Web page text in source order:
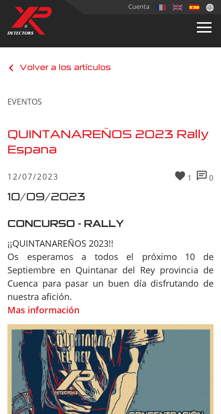
Cuenta
Volver a los artículos
EVENTOS
QUINTANAREÑOS 2023 Rally
Espana
12/07/2023 1 0
10/09/2023
CONCURSO - RALLY
¡¡QUINTANAREÑOS 2023!!
Os esperamos a todos el próximo 10 de
Septiembre en Quintanar del Rey provincia de
Cuenca para pasar un buen día disfrutando de
nuestra afición.
Mas información